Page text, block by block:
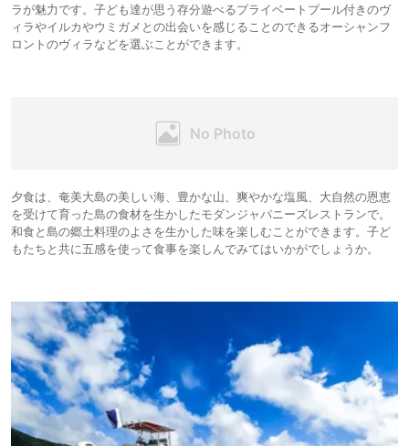
ラが魅力です。子ども達が思う存分遊べるプライベートプール付きのヴ
ィラやイルカやウミガメとの出会いを感じることのできるオーシャンフ
ロントのヴィラなどを選ぶことができます。
夕食は、奄美大島の美しい海、豊かな山、爽やかな塩風、大自然の恩恵
を受けて育った島の食材を生かしたモダンジャパニーズレストランで。
和食と島の郷土料理のよさを生かした味を楽しむことができます。子ど
もたちと共に五感を使って食事を楽しんでみてはいかがでしょうか。